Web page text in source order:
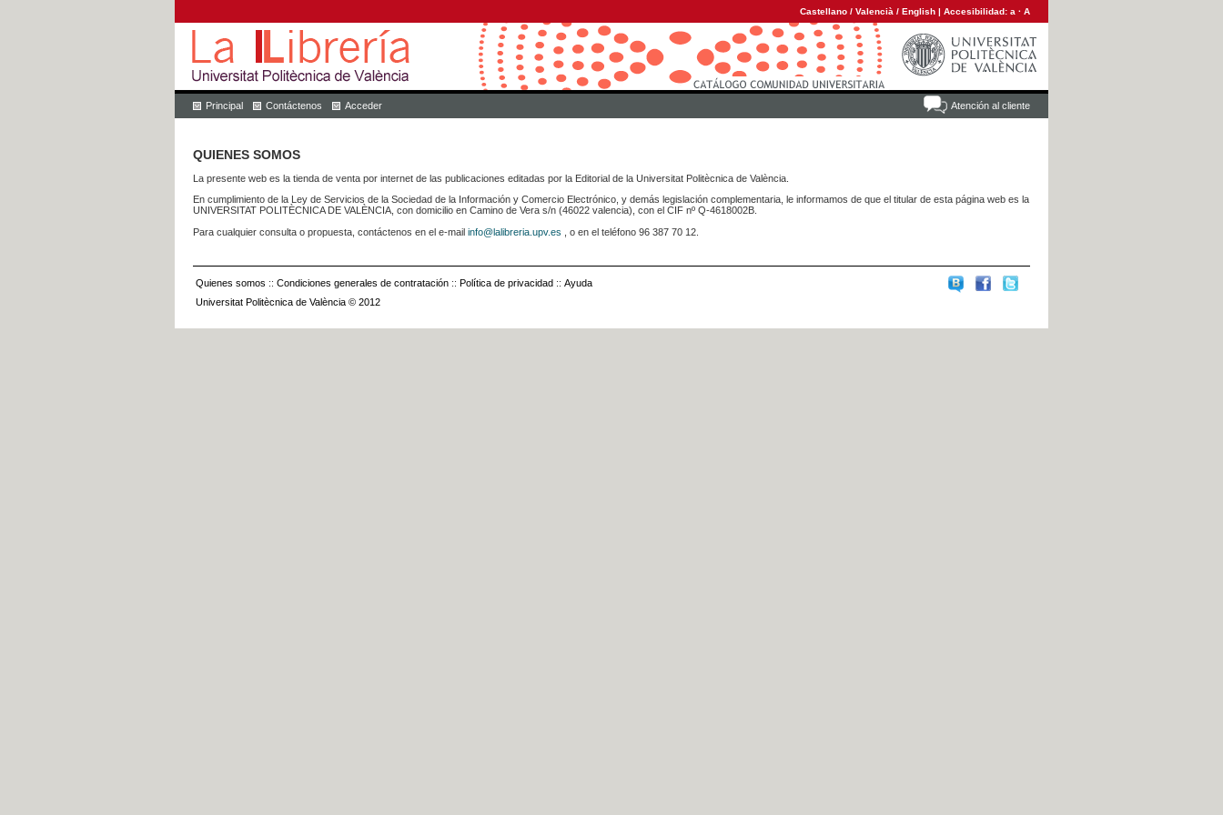
Castellano / Valencià / English | Accesibilidad: a · A
Atención al cliente
Principal Contáctenos Acceder
QUIENES SOMOS
La presente web es la tienda de venta por internet de las publicaciones editadas por la Editorial de la Universitat Politècnica de València.
En cumplimiento de la Ley de Servicios de la Sociedad de la Información y Comercio Electrónico, y demás legislación complementaria, le informamos de que el titular de esta página web es la
UNIVERSITAT POLITÈCNICA DE VALÈNCIA, con domicilio en Camino de Vera s/n (46022 valencia), con el CIF nº Q-4618002B.
Para cualquier consulta o propuesta, contáctenos en el e-mail info@lalibreria.upv.es , o en el teléfono 96 387 70 12.
Quienes somos :: Condiciones generales de contratación :: Política de privacidad :: Ayuda
Universitat Politècnica de València © 2012